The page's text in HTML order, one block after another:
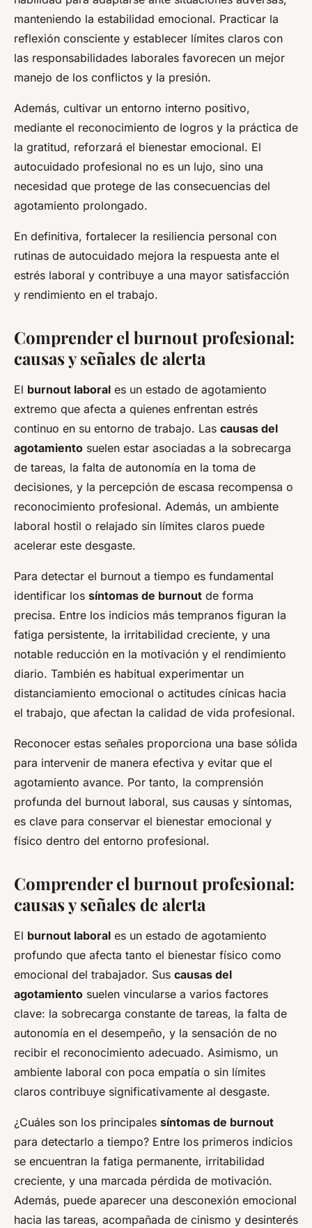
manteniendo la estabilidad emocional. Practicar la
reflexión consciente y establecer límites claros con
las responsabilidades laborales favorecen un mejor
manejo de los conflictos y la presión.
Además, cultivar un entorno interno positivo,
mediante el reconocimiento de logros y la práctica de
la gratitud, reforzará el bienestar emocional. El
autocuidado profesional no es un lujo, sino una
necesidad que protege de las consecuencias del
agotamiento prolongado.
En definitiva, fortalecer la resiliencia personal con
rutinas de autocuidado mejora la respuesta ante el
estrés laboral y contribuye a una mayor satisfacción
y rendimiento en el trabajo.
Comprender el burnout profesional:
causas y señales de alerta
El burnout laboral es un estado de agotamiento
extremo que afecta a quienes enfrentan estrés
continuo en su entorno de trabajo. Las causas del
agotamiento suelen estar asociadas a la sobrecarga
de tareas, la falta de autonomía en la toma de
decisiones, y la percepción de escasa recompensa o
reconocimiento profesional. Además, un ambiente
laboral hostil o relajado sin límites claros puede
acelerar este desgaste.
Para detectar el burnout a tiempo es fundamental
identificar los síntomas de burnout de forma
precisa. Entre los indicios más tempranos figuran la
fatiga persistente, la irritabilidad creciente, y una
notable reducción en la motivación y el rendimiento
diario. También es habitual experimentar un
distanciamiento emocional o actitudes cínicas hacia
el trabajo, que afectan la calidad de vida profesional.
Reconocer estas señales proporciona una base sólida
para intervenir de manera efectiva y evitar que el
agotamiento avance. Por tanto, la comprensión
profunda del burnout laboral, sus causas y síntomas,
es clave para conservar el bienestar emocional y
físico dentro del entorno profesional.
Comprender el burnout profesional:
causas y señales de alerta
El burnout laboral es un estado de agotamiento
profundo que afecta tanto el bienestar físico como
emocional del trabajador. Sus causas del
agotamiento suelen vincularse a varios factores
clave: la sobrecarga constante de tareas, la falta de
autonomía en el desempeño, y la sensación de no
recibir el reconocimiento adecuado. Asimismo, un
ambiente laboral con poca empatía o sin límites
claros contribuye significativamente al desgaste.
¿Cuáles son los principales síntomas de burnout
para detectarlo a tiempo? Entre los primeros indicios
se encuentran la fatiga permanente, irritabilidad
creciente, y una marcada pérdida de motivación.
Además, puede aparecer una desconexión emocional
hacia las tareas, acompañada de cinismo y desinterés